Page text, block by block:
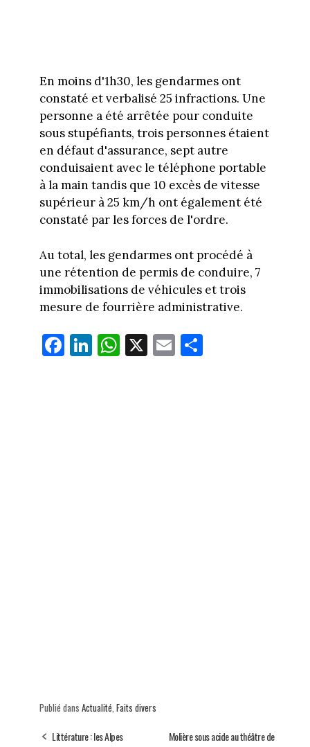
En moins d'1h30, les gendarmes ont
constaté et verbalisé 25 infractions. Une
personne a été arrêtée pour conduite
sous stupéfiants, trois personnes étaient
en défaut d'assurance, sept autre
conduisaient avec le téléphone portable
à la main tandis que 10 excès de vitesse
supérieur à 25 km/h ont également été
constaté par les forces de l'ordre.
Au total, les gendarmes ont procédé à
une rétention de permis de conduire, 7
immobilisations de véhicules et trois
mesure de fourrière administrative.
Fa
ce
Li
nk
W
ha
X E
m
Pa
Publié dans Actualité, Faits divers
Littérature : les Alpes
Molière sous acide au théâtre de